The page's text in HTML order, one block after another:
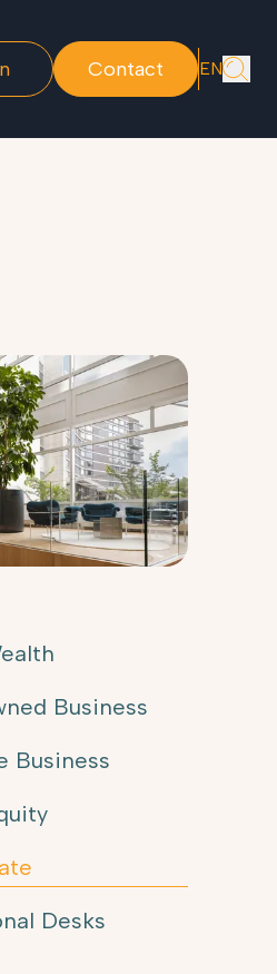
Contact EN
Business
Business
Desks